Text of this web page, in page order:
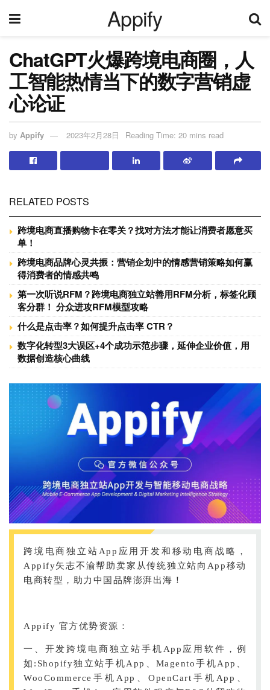
Appify
ChatGPT火爆跨境电商圈，人
工智能热情当下的数字营销虚
心论证
by Appify 2023年2月28日 Reading Time: 20 mins read
RELATED POSTS
跨境电商直播购物卡在零关？找对方法才能让消费者愿意买
单！
跨境电商品牌心灵共振：营销企划中的情感营销策略如何赢
得消费者的情感共鸣
第一次听说RFM？跨境电商独立站善用RFM分析，标签化顾
客分群！ 分众进攻RFM模型攻略
什么是点击率？如何提升点击率 CTR？
数字化转型3大误区+4个成功示范步骤，延伸企业价值，用
数据创造核心曲线
跨境电商独立站App应用开发和移动电商战略，
Appify矢志不渝帮助卖家从传统独立站向App移动
电商转型，助力中国品牌澎湃出海！
Appify 官方优势资源：
一、开发跨境电商独立站手机App应用软件，例
如:Shopify独立站手机App、Magento手机App、
WooCommerce手机App、OpenCart手机App、